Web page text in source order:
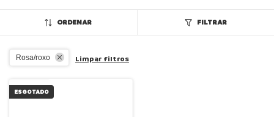
ORDENAR FILTRAR
Rosa/roxo Limpar filtros
ESGOTADO